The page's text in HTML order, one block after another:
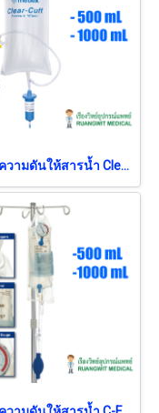
ถุงเพิ่มความดันให้สารน้ำ Clear Cuff Pressure Infusor 1,000 mL (MX4710)